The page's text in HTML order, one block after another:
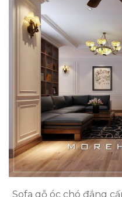
Sofa gỗ óc chó đẳng